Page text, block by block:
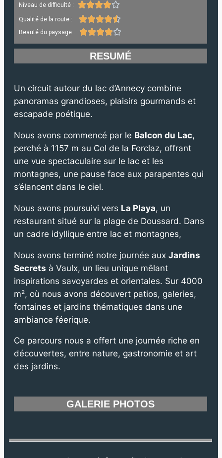
Niveau de difficulté : 
Qualité de la route : 
Beauté du paysage : 
RESUMÉ
Un circuit autour du lac d’Annecy combine
panoramas grandioses, plaisirs gourmands et
escapade poétique.
Nous avons commencé par le Balcon du Lac,
perché à 1157 m au Col de la Forclaz, offrant
une vue spectaculaire sur le lac et les
montagnes, une pause face aux parapentes qui
s’élancent dans le ciel.
Nous avons poursuivi vers La Playa, un
restaurant situé sur la plage de Doussard. Dans
un cadre idyllique entre lac et montagnes,
Nous avons terminé notre journée aux Jardins
Secrets à Vaulx, un lieu unique mêlant
inspirations savoyardes et orientales. Sur 4000
m², où nous avons découvert patios, galeries,
fontaines et jardins thématiques dans une
ambiance féerique.
Ce parcours nous a offert une journée riche en
découvertes, entre nature, gastronomie et art
des jardins.
GALERIE PHOTOS